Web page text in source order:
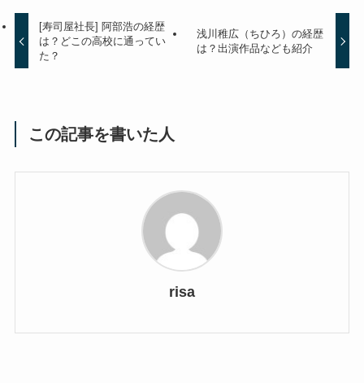
[寿司屋社長] 阿部浩の経歴
は？どこの高校に通ってい
た？
浅川稚広（ちひろ）の経歴
は？出演作品なども紹介
この記事を書いた人
risa